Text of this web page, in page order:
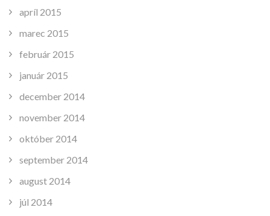
apríl 2015
marec 2015
február 2015
január 2015
december 2014
november 2014
október 2014
september 2014
august 2014
júl 2014